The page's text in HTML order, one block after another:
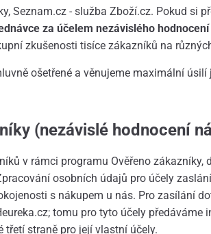
Seznam.cz - služba Zboží.cz. Pokud si
za účelem nezávislého
zkušenosti tisíce zákazníků na
ošetřené a věnujeme maximální
(nezávislé hodnocení
v rámci programu Ověřeno zákazníky,
osobních údajů pro účely
s nákupem u nás. Pro zasílání
tomu pro tyto účely
straně pro její vlastní účely.